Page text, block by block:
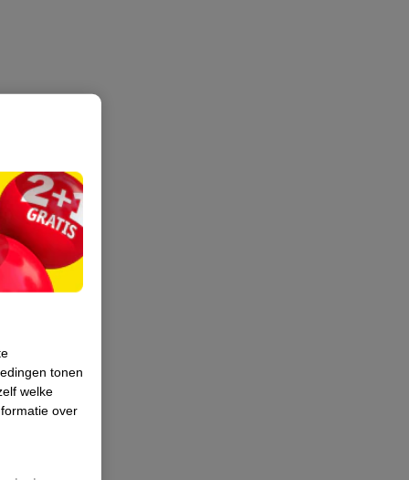
tonen
welke
over